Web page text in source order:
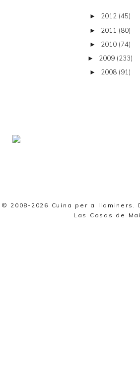
► 2012 (45)
► 2011 (80)
► 2010 (74)
► 2009 (233)
► 2008 (91)
© 2008-2026 Cuina per a llaminers .
Las Cosas de